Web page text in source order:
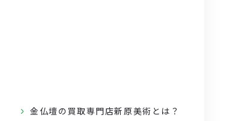
金仏壇の買取専門店新原美術とは？